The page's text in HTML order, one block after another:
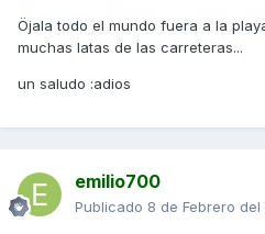
Öjala todo el mundo fuera a la
muchas latas de las carreteras...
un saludo :adios
emilio700
Publicado 8 de Febrero del